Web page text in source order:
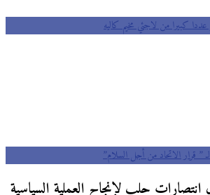
عددا كبيرا من لاجئي مخيم كاليه
” قرار الاتحاد من أجل السلام”
انتصارات حلب لإنجاح العملية السياسية